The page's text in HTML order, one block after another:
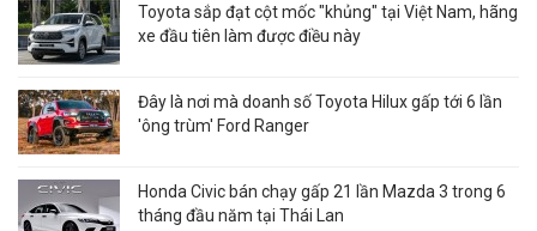
Toyota sắp đạt cột mốc "khủng" tại Việt Nam, hãng
xe đầu tiên làm được điều này
Đây là nơi mà doanh số Toyota Hilux gấp tới 6 lần
'ông trùm' Ford Ranger
Honda Civic bán chạy gấp 21 lần Mazda 3 trong 6
tháng đầu năm tại Thái Lan